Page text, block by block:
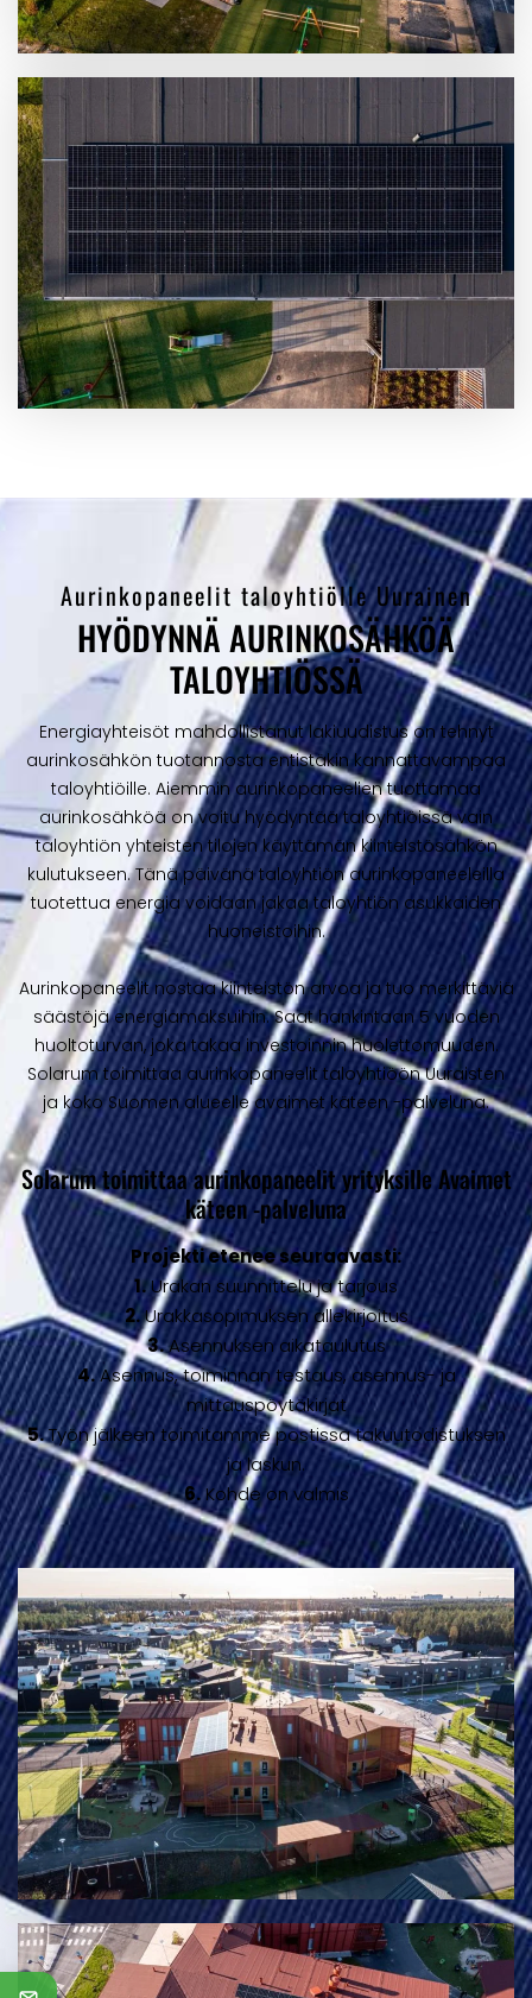
Aurinkopaneelit taloyhtiölle Uurainen
HYÖDYNNÄ AURINKOSÄHKÖÄ
TALOYHTIÖSSÄ
Energiayhteisöt mahdollistanut lakiuudistus on tehnyt
aurinkosähkön tuotannosta entistäkin kannattavampaa
taloyhtiöille. Aiemmin aurinkopaneelien tuottamaa
aurinkosähköä on voitu hyödyntää taloyhtiöissä vain
taloyhtiön yhteisten tilojen käyttämän kiinteistösähkön
kulutukseen. Tänä päivänä taloyhtiön aurinkopaneeleilla
tuotettua energia voidaan jakaa taloyhtiön asukkaiden
huoneistoihin.
Aurinkopaneelit nostaa kiinteistön arvoa ja tuo merkittäviä
säästöjä energiamaksuihin. Saat hankintaan 5 vuoden
huoltoturvan, joka takaa investoinnin huolettomuuden.
Solarum toimittaa aurinkopaneelit taloyhtiöön Uuraisten
ja koko Suomen alueelle avaimet käteen -palveluna.
Solarum toimittaa aurinkopaneelit yrityksille Avaimet
käteen -palveluna
Projekti etenee seuraavasti:
1.Urakan suunnittelu ja tarjous
2.Urakkasopimuksen allekirjoitus
3.Asennuksen aikataulutus
4.Asennus, toiminnan testaus, asennus- ja
mittauspöytäkirjat
5.Työn jälkeen toimitamme postissa takuutodistuksen
ja laskun.
6.Kohde on valmis